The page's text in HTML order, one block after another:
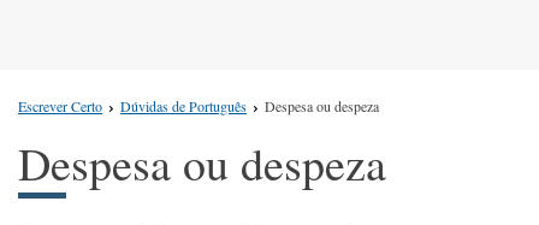
Escrever Certo Dúvidas de Português Despesa ou despeza
Despesa ou despeza